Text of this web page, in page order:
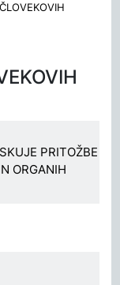
PRITOŽBE
ORGANIH